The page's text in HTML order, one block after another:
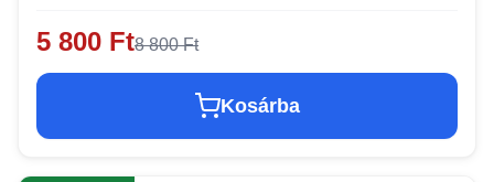
5 800 Ft8 800 Ft
Kosárba